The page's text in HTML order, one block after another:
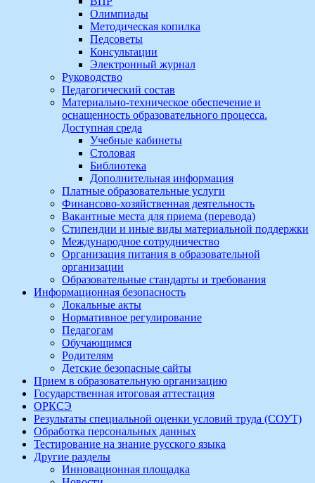
Олимпиады
Методическая копилка
Педсоветы
Консультации
Электронный журнал
Руководство
Педагогический состав
Материально-техническое обеспечение и
оснащенность образовательного процесса.
Доступная среда
Учебные кабинеты
Столовая
Библиотека
Дополнительная информация
Платные образовательные услуги
Финансово-хозяйственная деятельность
Вакантные места для приема (перевода)
Стипендии и иные виды материальной поддержки
Международное сотрудничество
Организация питания в образовательной
организации
Образовательные стандарты и требования
Информационная безопасность
Локальные акты
Нормативное регулирование
Педагогам
Обучающимся
Родителям
Детские безопасные сайты
Прием в образовательную организацию
Государственная итоговая аттестация
ОРКСЭ
Результаты специальной оценки условий труда (СОУТ)
Обработка персональных данных
Тестирование на знание русского языка
Другие разделы
Инновационная площадка